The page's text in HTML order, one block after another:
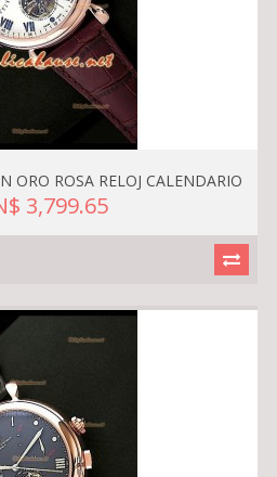
ORO ROSA RELOJ CALENDARIO
3,799.65